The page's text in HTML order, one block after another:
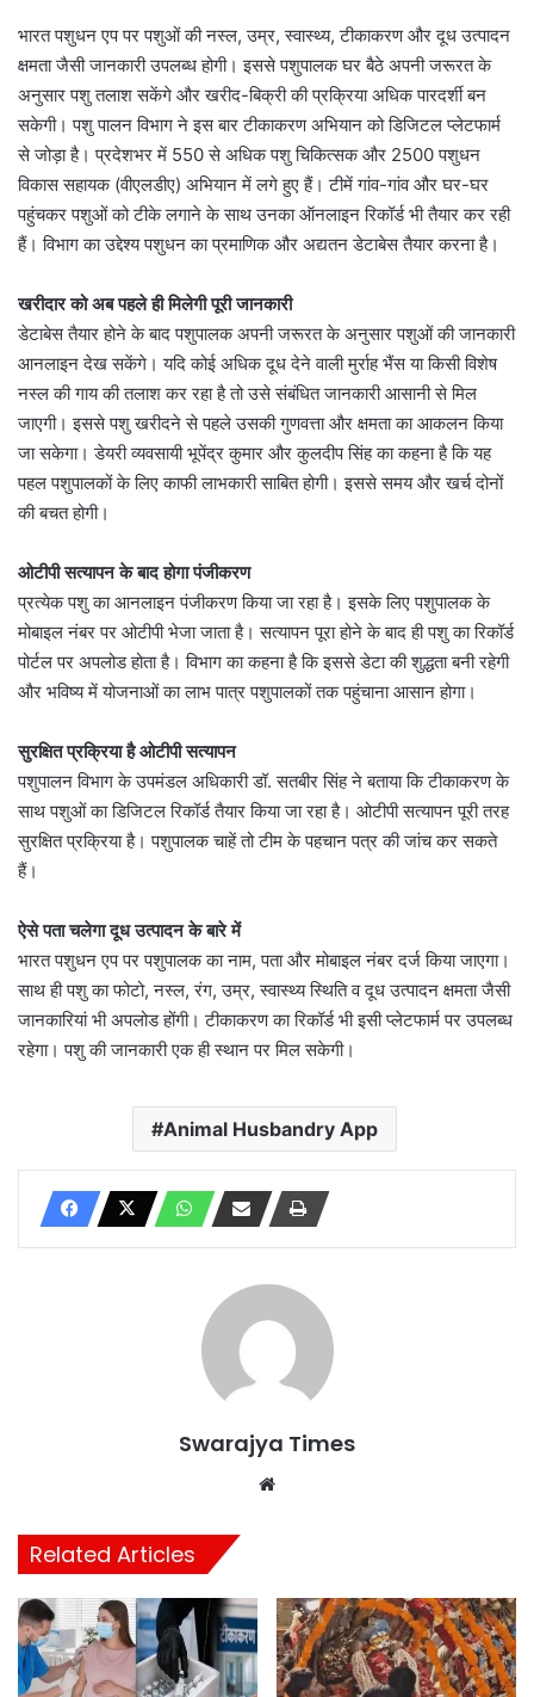
भारत पशुधन एप पर पशुओं की नस्ल, उम्र, स्वास्थ्य, टीकाकरण और दूध उत्पादन
क्षमता जैसी जानकारी उपलब्ध होगी। इससे पशुपालक घर बैठे अपनी जरूरत के
अनुसार पशु तलाश सकेंगे और खरीद-बिक्री की प्रक्रिया अधिक पारदर्शी बन
सकेगी। पशु पालन विभाग ने इस बार टीकाकरण अभियान को डिजिटल प्लेटफार्म
से जोड़ा है। प्रदेशभर में 550 से अधिक पशु चिकित्सक और 2500 पशुधन
विकास सहायक (वीएलडीए) अभियान में लगे हुए हैं। टीमें गांव-गांव और घर-घर
पहुंचकर पशुओं को टीके लगाने के साथ उनका ऑनलाइन रिकॉर्ड भी तैयार कर रही
हैं। विभाग का उद्देश्य पशुधन का प्रमाणिक और अद्यतन डेटाबेस तैयार करना है।
खरीदार को अब पहले ही मिलेगी पूरी जानकारी
डेटाबेस तैयार होने के बाद पशुपालक अपनी जरूरत के अनुसार पशुओं की जानकारी
आनलाइन देख सकेंगे। यदि कोई अधिक दूध देने वाली मुर्राह भैंस या किसी विशेष
नस्ल की गाय की तलाश कर रहा है तो उसे संबंधित जानकारी आसानी से मिल
जाएगी। इससे पशु खरीदने से पहले उसकी गुणवत्ता और क्षमता का आकलन किया
जा सकेगा। डेयरी व्यवसायी भूपेंद्र कुमार और कुलदीप सिंह का कहना है कि यह
पहल पशुपालकों के लिए काफी लाभकारी साबित होगी। इससे समय और खर्च दोनों
की बचत होगी।
ओटीपी सत्यापन के बाद होगा पंजीकरण
प्रत्येक पशु का आनलाइन पंजीकरण किया जा रहा है। इसके लिए पशुपालक के
मोबाइल नंबर पर ओटीपी भेजा जाता है। सत्यापन पूरा होने के बाद ही पशु का रिकॉर्ड
पोर्टल पर अपलोड होता है। विभाग का कहना है कि इससे डेटा की शुद्धता बनी रहेगी
और भविष्य में योजनाओं का लाभ पात्र पशुपालकों तक पहुंचाना आसान होगा।
सुरक्षित प्रक्रिया है ओटीपी सत्यापन
पशुपालन विभाग के उपमंडल अधिकारी डॉ. सतबीर सिंह ने बताया कि टीकाकरण के
साथ पशुओं का डिजिटल रिकॉर्ड तैयार किया जा रहा है। ओटीपी सत्यापन पूरी तरह
सुरक्षित प्रक्रिया है। पशुपालक चाहें तो टीम के पहचान पत्र की जांच कर सकते
हैं।
ऐसे पता चलेगा दूध उत्पादन के बारे में
भारत पशुधन एप पर पशुपालक का नाम, पता और मोबाइल नंबर दर्ज किया जाएगा।
साथ ही पशु का फोटो, नस्ल, रंग, उम्र, स्वास्थ्य स्थिति व दूध उत्पादन क्षमता जैसी
जानकारियां भी अपलोड होंगी। टीकाकरण का रिकॉर्ड भी इसी प्लेटफार्म पर उपलब्ध
रहेगा। पशु की जानकारी एक ही स्थान पर मिल सकेगी।
Animal Husbandry App
Swarajya Times
Related Articles